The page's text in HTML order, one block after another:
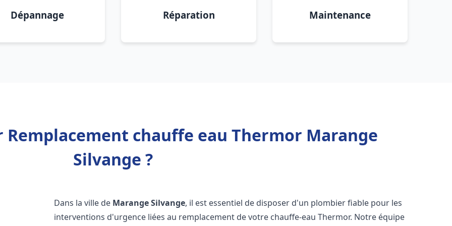
Dépannage Réparation Maintenance
chauffe eau Thermor Marange
Silvange ?
Dans la ville de Marange Silvange, il est essentiel de disposer d'un plombier fiable pour les
interventions d'urgence liées au remplacement de votre chauffe-eau Thermor. Notre équipe